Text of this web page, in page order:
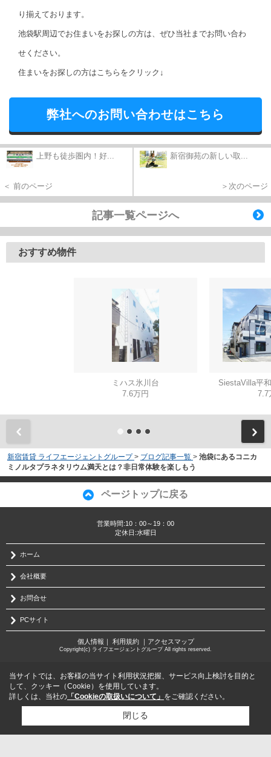
り揃えております。
池袋駅周辺でお住まいをお探しの方は、ぜひ当社までお問い合わ
せください。
住まいをお探しの方はこちらをクリック↓
弊社へのお問い合わせはこちら
上野も徒歩圏内！好...
＜ 前のページ
新宿御苑の新しい取...
＞次のページ
記事一覧ページへ
おすすめ物件
ミハス氷川台
7.6万円
SiestaVilla平
7.7
新宿賃貸 ライフエージェントグループ > ブログ記事一覧 > 池袋にあるコニカ
ミノルタプラネタリウム満天とは？非日常体験を楽しもう
ページトップに戻る
営業時間:10：00～19：00
定休日:水曜日
ホーム
会社概要
お問合せ
PCサイト
個人情報 ｜ 利用規約｜ アクセスマップ
Copyright(c) ライフエージェントグループ All rights reserved.
当サイトでは、お客様の当サイト利用状況把握、サービス向上検討を目的と
して、クッキー（Cookie）を使用しています。
詳しくは、当社の 「Cookieの取扱いについて」 をご確認ください。
閉じる